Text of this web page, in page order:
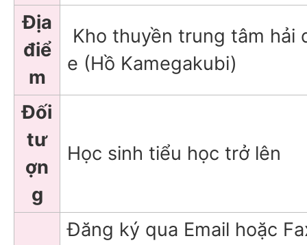
Địa
điể
m
Kho thuyền trung tâm hải
e (Hồ Kamegakubi)
Đối
tư
ợn
g
Học sinh tiểu học trở lên
Đăng ký qua Email hoặc